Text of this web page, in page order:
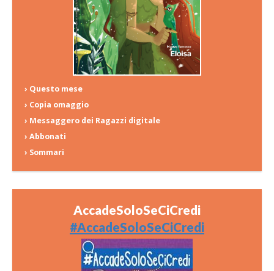
› Questo mese
› Copia omaggio
› Messaggero dei Ragazzi digitale
› Abbonati
› Sommari
AccadeSoloSeCiCredi
#AccadeSoloSeCiCredi